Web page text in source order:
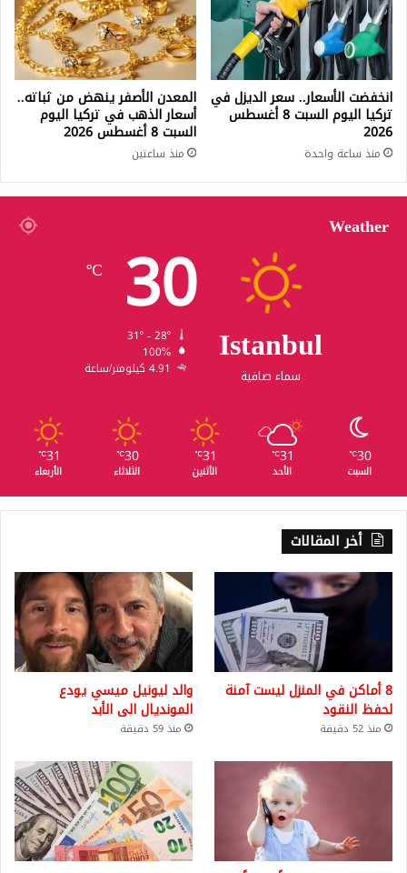
انخفضت الأسعار.. سعر الديزل في
تركيا اليوم السبت 8 أغسطس
2026
منذ ساعة واحدة
المعدن الأصفر ينهض من ثباته..
أسعار الذهب في تركيا اليوم
السبت 8 أغسطس 2026
منذ ساعتين
Weather
Istanbul
سماء صافية
30
℃
100%
4.91 كيلومتر/ساعة
30
℃
السبت
31
℃
الأحد
31
℃
الأثنين
30
℃
الثلاثاء
31
℃
الأربعاء
أخر المقالات
8 أماكن في المنزل ليست آمنة
لحفظ النقود
منذ 52 دقيقة
والد ليونيل ميسي يودع
المونديال الى الأبد
منذ 59 دقيقة